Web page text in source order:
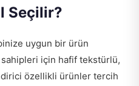
Seçilir?
uygun bir ürün
için hafif tekstürlü,
özellikli ürünler tercih